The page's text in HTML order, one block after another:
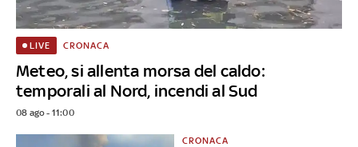
Meteo, si allenta morsa del caldo:
temporali al Nord, incendi al Sud
LIVE CRONACA
08 ago - 11:00
CRONACA